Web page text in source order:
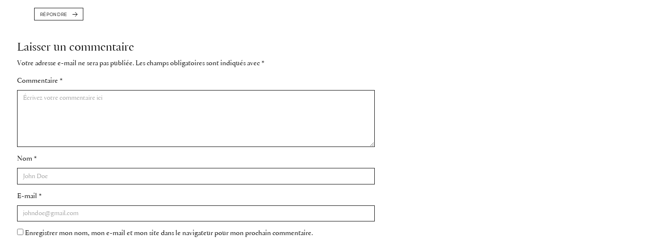
RÉPONDRE
Laisser un commentaire
Votre adresse e-mail ne sera pas publiée. Les champs obligatoires sont indiqués avec *
Commentaire *
Nom *
E-mail *
Enregistrer mon nom, mon e-mail et mon site dans le navigateur pour mon prochain commentaire.